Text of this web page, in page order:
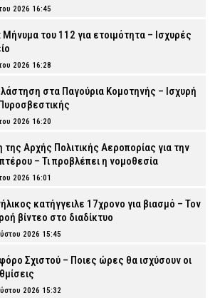
2026 16:45
του 112 για ετοιμότητα – Ισχυρές
2026 16:28
στα Παγούρια Κομοτηνής – Ισχυρή
2026 16:20
Αρχής Πολιτικής Αεροπορίας για την
– Τι προβλέπει η νομοθεσία
2026 16:01
κατήγγειλε 17χρονο για βιασμό – Τον
βίντεο στο διαδίκτυο
2026 15:45
Σχιστού – Ποιες ώρες θα ισχύσουν οι
2026 15:32